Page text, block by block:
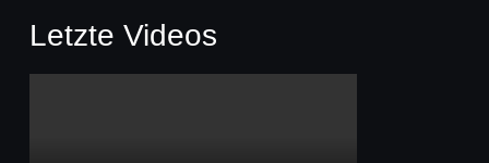
Letzte Videos